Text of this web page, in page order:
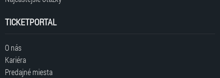
TICKETPORTAL
O nás
Kariéra
Predajné miesta